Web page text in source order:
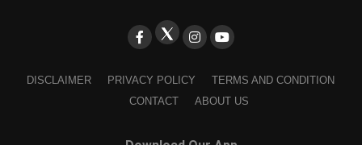
DISCLAIMER PRIVACY POLICY
TERMS AND CONDITION
CONTACT
ABOUT US